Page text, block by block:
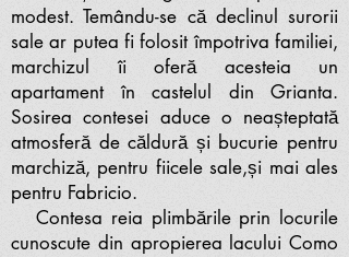
modest. Temându-se că declinul surorii
sale ar putea fi folosit împotriva familiei,
marchizul îi oferă acesteia un
apartament în castelul din Grianta.
Sosirea contesei aduce o neașteptată
atmosferă de căldură și bucurie pentru
marchiză, pentru fiicele sale,și mai ales
pentru Fabricio.
Contesa reia plimbările prin locurile
cunoscute din apropierea lacului Como